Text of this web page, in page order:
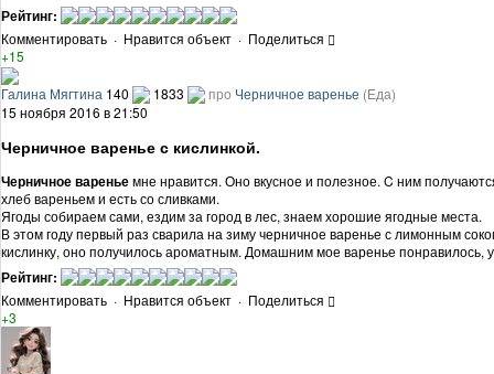
Рейтинг:
Комментировать · Нравится объект · Поделиться
+15
Галина Мягтина 140 1833 про Черничное варенье (Еда)
15 ноября 2016 в 21:50
Черничное варенье с кислинкой.
Черничное вареньемне нравится. Оно вкусное и полезное. C ним
хлеб вареньем и есть со сливками.
Ягоды собираем сами, ездим за город в лес, знаем хорошие ягодные места.
В этом году первый раз сварила на зиму черничное варенье с лимонным
кислинку, оно получилось ароматным. Домашним мое варенье понравилось,
Рейтинг:
Комментировать · Нравится объект · Поделиться
+3